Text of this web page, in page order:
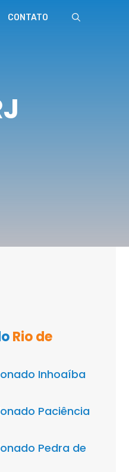
CONTATO
Rio de
Inhoaíba
Paciência
Pedra de